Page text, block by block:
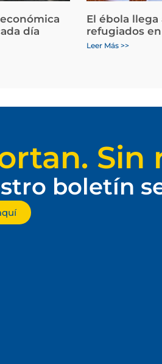
día
El ébola
refugiados en
Leer Más >>
Sin
boletín